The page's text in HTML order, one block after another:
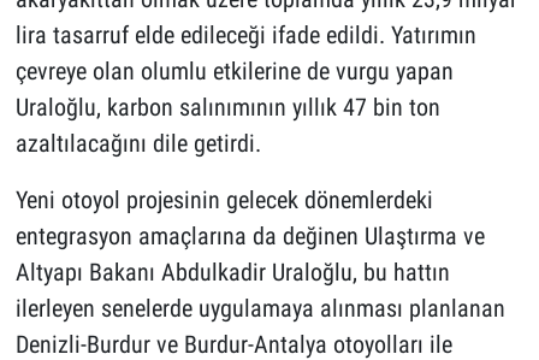
lira tasarruf elde edileceği ifade edildi. Yatırımın
çevreye olan olumlu etkilerine de vurgu yapan
Uraloğlu, karbon salınımının yıllık 47 bin ton
azaltılacağını dile getirdi.
Yeni otoyol projesinin gelecek dönemlerdeki
entegrasyon amaçlarına da değinen Ulaştırma ve
Altyapı Bakanı Abdulkadir Uraloğlu, bu hattın
ilerleyen senelerde uygulamaya alınması planlanan
Denizli-Burdur ve Burdur-Antalya otoyolları ile